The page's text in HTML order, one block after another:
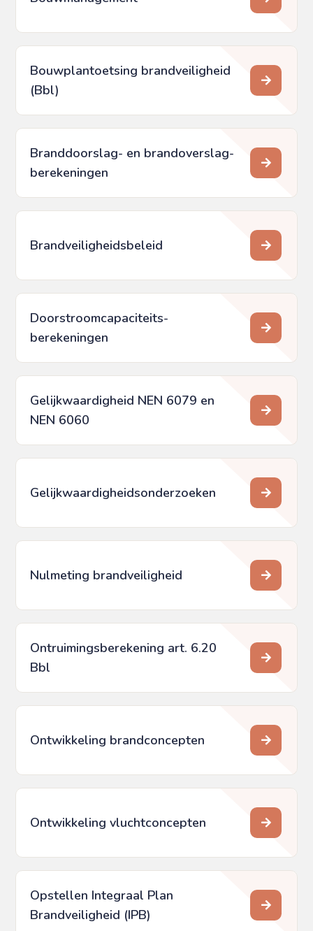
Bouwplantoetsing brandveiligheid
(Bbl)
Branddoorslag- en brandoverslag­
berekeningen
Brandveiligheidsbeleid
Doorstroomcapaciteits­
berekeningen
Gelijkwaardigheid NEN 6079 en
NEN 6060
Gelijkwaardigheids­onderzoeken
Nulmeting brandveiligheid
Ontruimingsberekening art. 6.20
Bbl
Ontwikkeling brandconcepten
Ontwikkeling vluchtconcepten
Opstellen Integraal Plan
Brandveiligheid (IPB)